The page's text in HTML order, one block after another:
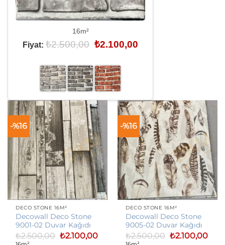
16m²
Fiyat:₺2.500,00 Orijinal
₺2.100,00Şu
-%16
DECO STONE 16M²
Decowall Deco Stone
9001-02 Duvar Kağıdı
₺2.500,00 Orijinal
fiyat:
₺2.100,00Şu
-%16
DECO STONE 16M²
Decowall Deco Stone
9005-02 Duvar Kağıdı
₺2.500,00 Orijinal
fiyat:
₺2.100,00Şu